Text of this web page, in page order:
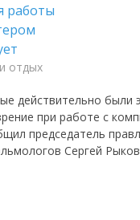
отдых
действительно были
при работе с
председатель
Сергей